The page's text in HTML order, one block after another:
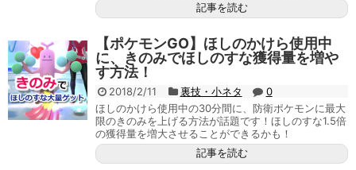
記事を読む
【ポケモンGO】ほしのかけら使用中
に、きのみでほしのすな獲得量を増や
す方法！
2018/2/11 裏技・小ネタ
0
ほしのかけら使用中の30分間に、防衛ポケモンに最大
限のきのみを上げる方法が話題です！ほしのすな1.5倍
の獲得量を増大させることができるかも！
記事を読む